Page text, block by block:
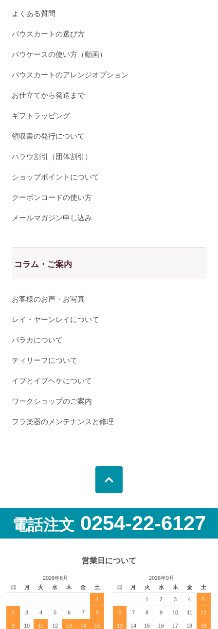
よくある質問
パウスカートの選び方
パウケースの使い方（動画）
パウスカートのアレンジオプション
お仕立てから発送まで
ギフトラッピング
領収書の発行について
ハラウ割引（団体割引）
ショップポイントについて
クーポンコードの使い方
メールマガジン申し込み
コラム・ご案内
お客様のお声・お写真
レイ・ヤーンレイについて
パラカについて
ティリーフについて
イプとイプヘケについて
ワークショップのご案内
フラ楽器のメンテナンスと修理
電話注文 0254-22-6127
営業日について
2026年8月
日
月 火 水 木 金 土
1
2 3 4 5 6 7 8
9 10 11 12 13 14 15
2026年9月
日
月 火 水 木 金 土
1 2 3 4 5
6 7 8 9 10 11 12
13 14 15 16 17 18 19